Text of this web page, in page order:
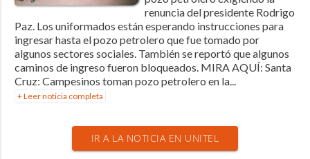
renuncia del presidente Rodrigo
Paz. Los uniformados están esperando instrucciones para
ingresar hasta el pozo petrolero que fue tomado por
algunos sectores sociales. También se reportó que algunos
caminos de ingreso fueron bloqueados. MIRA AQUÍ: Santa
Cruz: Campesinos toman pozo petrolero en la...
+ Leer noticia completa
IR A LA NOTICIA EN UNITEL